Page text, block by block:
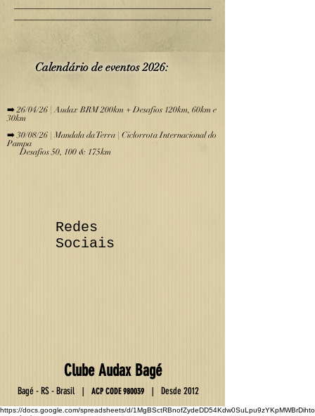
Calendário de eventos 2026:
➡️ 26/04/26 | Audax BRM 200km + Desafios 120km, 60km e
30km
➡️ 30/08/26 | Mandala da Terra | Ciclorrota Internacional do
Pampa
Desafios 50, 100 & 175km
Redes
Sociais
ClubeAudax Bagé
Bagé - RS - Brasil|ACP CODE980039 Desde 2012
https://docs.google.com/spreadsheets/d/